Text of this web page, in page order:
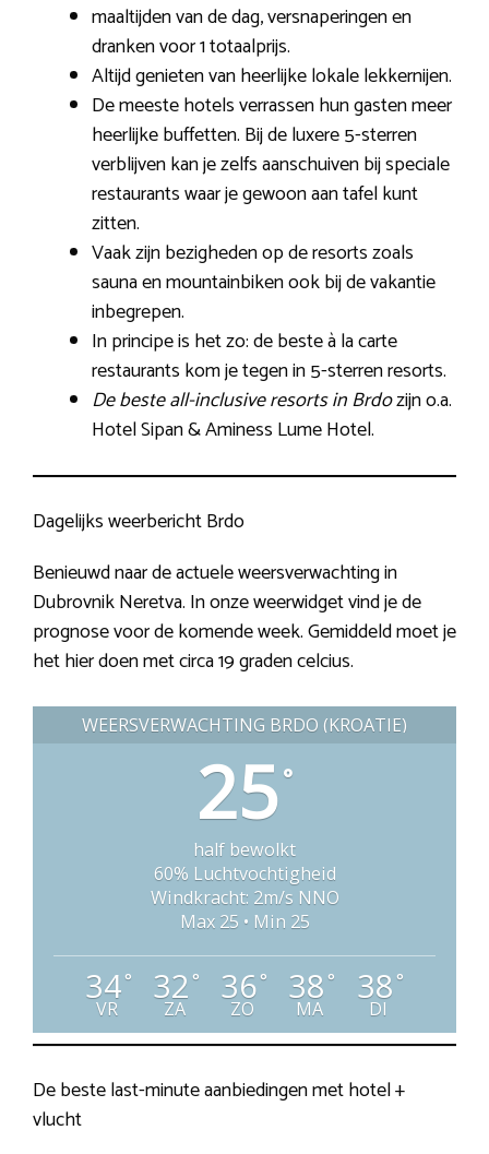
maaltijden van de dag, versnaperingen en
dranken voor 1 totaalprijs.
Altijd genieten van heerlijke lokale lekkernijen.
De meeste hotels verrassen hun gasten meer
heerlijke buffetten. Bij de luxere 5-sterren
verblijven kan je zelfs aanschuiven bij speciale
restaurants waar je gewoon aan tafel kunt
zitten.
Vaak zijn bezigheden op de resorts zoals
sauna en mountainbiken ook bij de vakantie
inbegrepen.
In principe is het zo: de beste à la carte
restaurants kom je tegen in 5-sterren resorts.
De beste all-inclusive resorts in Brdozijn o.a.
Hotel Sipan & Aminess Lume Hotel.
Dagelijks weerbericht Brdo
Benieuwd naar de actuele weersverwachting in
Dubrovnik Neretva. In onze weerwidget vind je de
prognose voor de komende week. Gemiddeld moet je
het hier doen met circa 19 graden celcius.
WEERSVERWACHTING BRDO (KROATIË)
25°
half bewolkt
60% Luchtvochtigheid
Windkracht: 2m/s NNO
Max 25 • Min 25
34°
VR
32°
ZA
36°
ZO
38°
MA
38°
DI
De beste last-minute aanbiedingen met hotel +
vlucht